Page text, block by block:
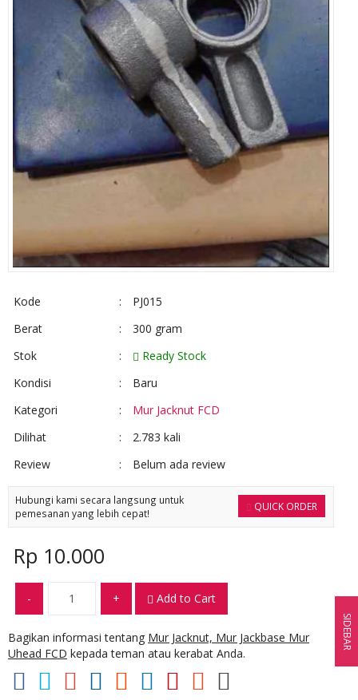
Kode :
PJ015
Berat
:
300 gram
Stok
:
Ready Stock
Kondisi
:
Baru
Kategori
:
Mur Jacknut FCD
Dilihat
:
2.783 kali
Review
: Belum ada review
QUICK ORDER
Hubungi kami secara langsung untuk
pemesanan yang lebih cepat!
Rp 10.000
- + Add to Cart
Bagikan informasi tentang Mur Jacknut, Mur Jackbase Mur
Uhead FCD kepada teman atau kerabat Anda.
SIDEBAR